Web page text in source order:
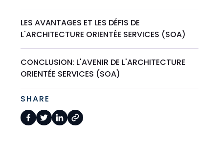
LES AVANTAGES ET LES DÉFIS DE
L'ARCHITECTURE ORIENTÉE SERVICES (SOA)
CONCLUSION: L'AVENIR DE L'ARCHITECTURE
ORIENTÉE SERVICES (SOA)
SHARE